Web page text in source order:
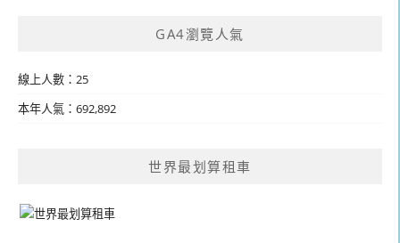
GA4瀏覽人氣
線上人數：25
本年人氣：692,892
世界最划算租車